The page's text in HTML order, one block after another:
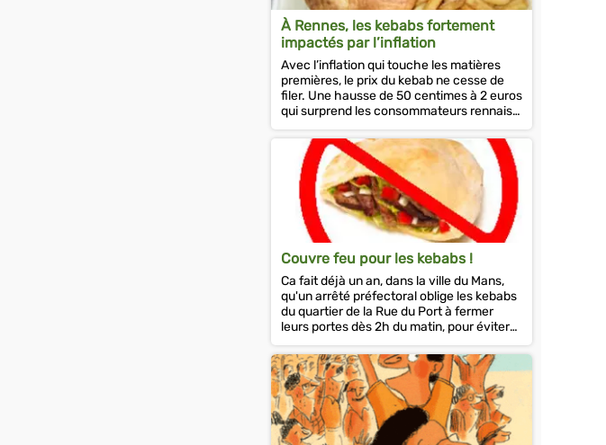
À Rennes, les kebabs fortement
impactés par l’inflation
Avec l’inflation qui touche les matières
premières, le prix du kebab ne cesse de
filer. Une hausse de 50 centimes à 2 euros
qui surprend les consommateurs rennais.
Le traditionnel repas à peti...
Couvre feu pour les kebabs !
Ca fait déjà un an, dans la ville du Mans,
qu'un arrêté préfectoral oblige les kebabs
du quartier de la Rue du Port à fermer
leurs portes dès 2h du matin, pour éviter
des nuisances sonores...